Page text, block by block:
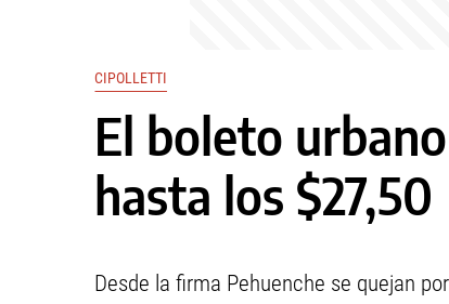
CIPOLLETTI
El boleto
hasta los $27,50
Desde la firma Pehuenche se quejan